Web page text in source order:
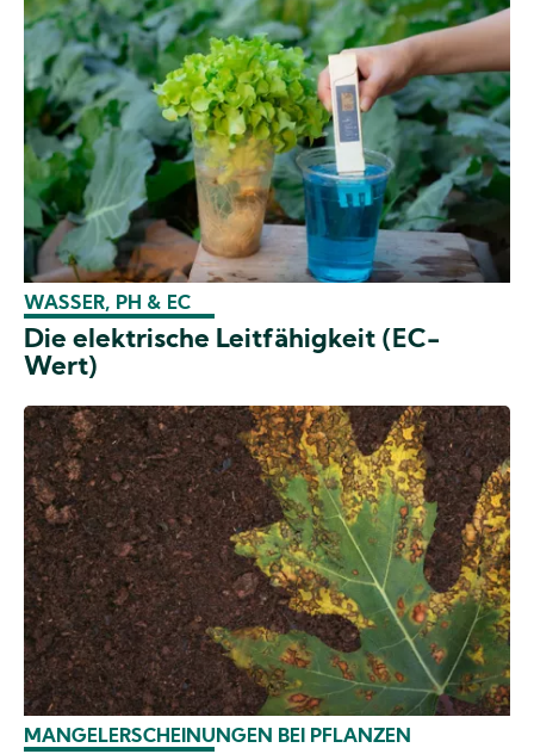
WASSER, PH & EC
Die elektrische Leitfähigkeit (EC-
Wert)
MANGELERSCHEINUNGEN BEI PFLANZEN